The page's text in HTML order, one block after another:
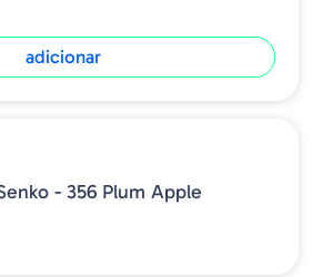
adicionar
- 356 Plum Apple